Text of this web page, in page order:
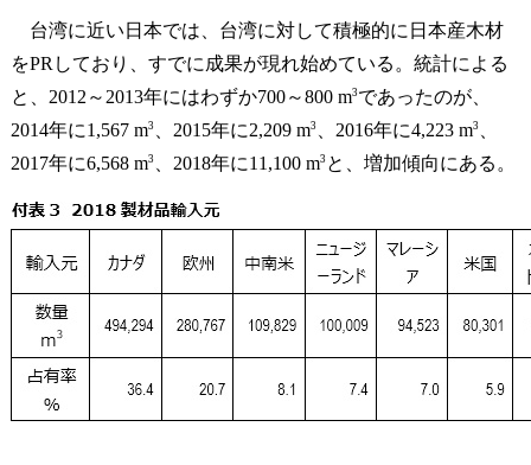
台湾に近い日本では、台湾に対して積極的に日本産木材
をPRしており、すでに成果が現れ始めている。統計による
と、2012～2013年にはわずか700～800 m3 であったのが、
2014年に1,567 m3 、2015年に2,209 m3 、2016年に4,223 m3
2017年に6,568 m3 、2018年に11,100 m3 と、増加傾向にある。